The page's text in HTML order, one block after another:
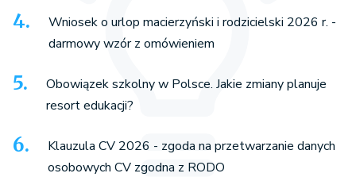
Wniosek o urlop macierzyński i rodzicielski 2026 r. -
darmowy wzór z omówieniem
Obowiązek szkolny w Polsce. Jakie zmiany planuje
resort edukacji?
Klauzula CV 2026 - zgoda na przetwarzanie danych
osobowych CV zgodna z RODO